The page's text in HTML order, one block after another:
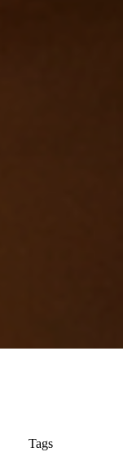
Tags